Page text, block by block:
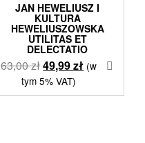
JAN HEWELIUSZ I
KULTURA
HEWELIUSZOWSKA
UTILITAS ET
DELECTATIO
63,00złPierwotna
cena
wynosiła:
49,99złAktualna
wynosi:
(w
tym 5% VAT)